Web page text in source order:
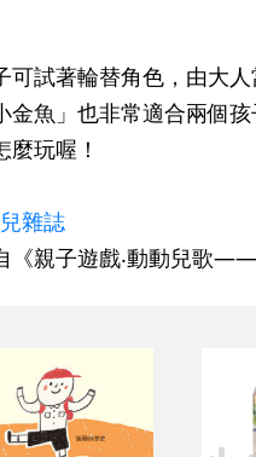
可試著輪替角色，由大
金魚」也非常適合兩個
玩喔！
雜誌
《親子遊戲‧動動兒歌——